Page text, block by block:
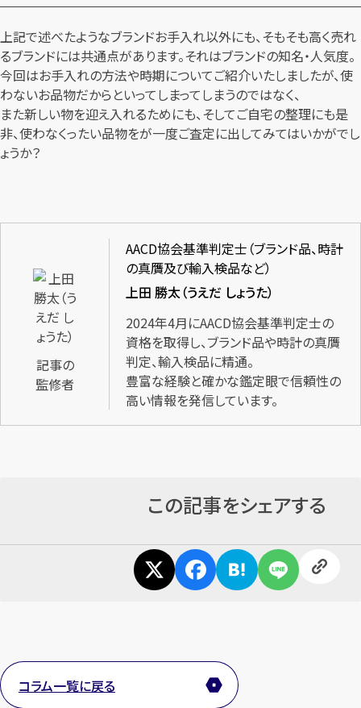
上記で述べたようなブランドお手入れ以外にも、そもそも高く売れ
るブランドには共通点があります。それはブランドの知名・人気度。
今回はお手入れの方法や時期についてご紹介いたしましたが、使
わないお品物だからといってしまってしまうのではなく、
また新しい物を迎え入れるためにも、そしてご自宅の整理にも是
非、使わなくったい品物をが一度ご査定に出してみてはいかがでし
ょうか？
記事の
監修者
AACD協会基準判定士（ブランド品、時計
の真贋及び輸入検品など）
上田 勝太（うえだ しょうた）
2024年4月にAACD協会基準判定士の
資格を取得し、ブランド品や時計の真贋
判定、輸入検品に精通。
豊富な経験と確かな鑑定眼で信頼性の
高い情報を発信しています。
この記事をシェアする
コラム一覧に戻る